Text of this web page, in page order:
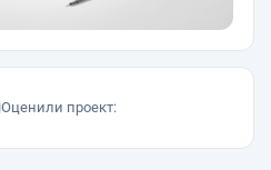
Оценили проект: